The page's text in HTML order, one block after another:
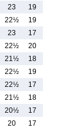
23
19
22½
19
23
17
22½
20
21½
18
22½
19
22½
17
21½
18
20½
17
20
17